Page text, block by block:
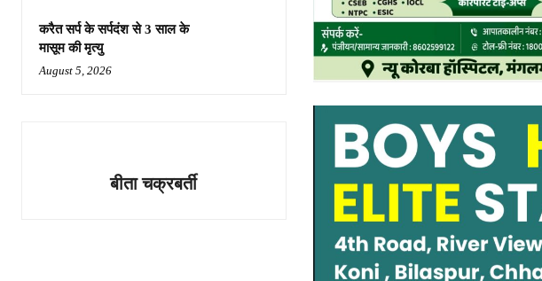
करैत सर्प के सर्पदंश से 3 साल के
मासूम की मृत्यु
August 5, 2026
बीता चक्रबर्ती